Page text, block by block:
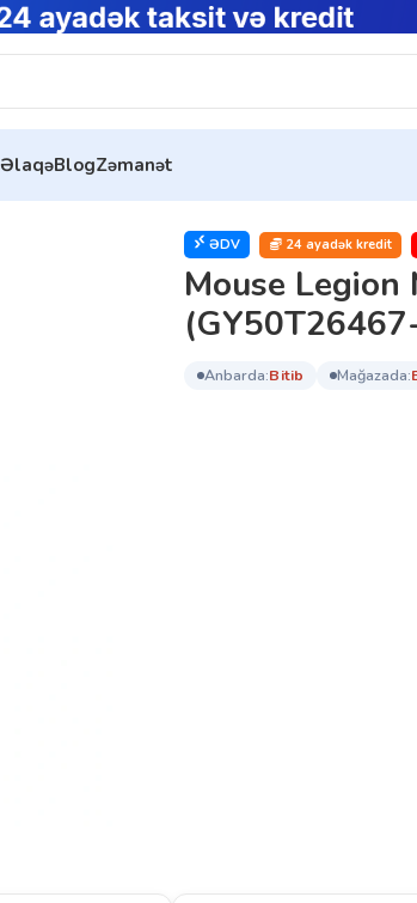
ƏlaqəBlogZəmanət
ƏDV 24 ayadək kredit
Mouse
anbarda: bi̇ti̇b mağazada: